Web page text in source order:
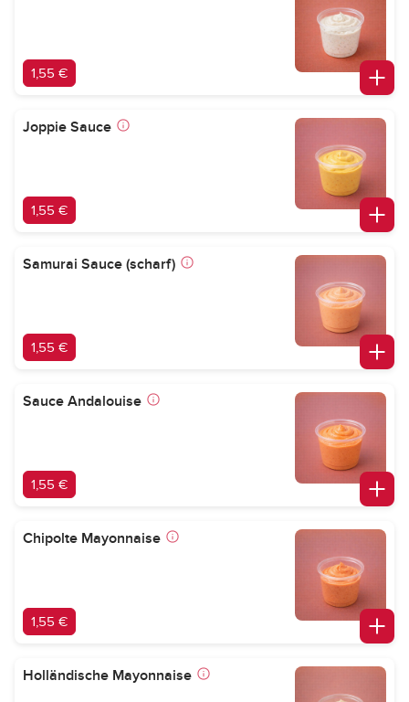
1,55 €
Joppie Sauce
1,55 €
Samurai Sauce (scharf)
1,55 €
Sauce Andalouise
1,55 €
Chipolte Mayonnaise
1,55 €
Holländische Mayonnaise